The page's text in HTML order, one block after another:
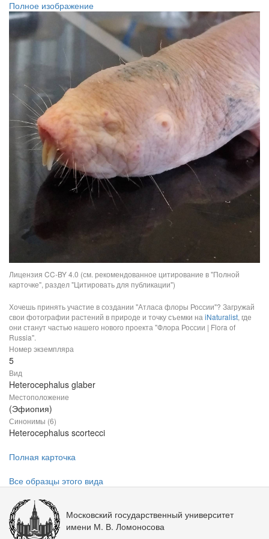
Полное изображение
Лицензия CC-BY 4.0 (см. рекомендованное цитирование в "Полной
карточке", раздел "Цитировать для публикации")
Хочешь принять участие в создании "Атласа флоры России"? Загружай
свои фотографии растений в природе и точку съемки на iNaturalist, где
они станут частью нашего нового проекта "Флора России | Flora of
Russia".
Номер экземпляра
5
Вид
Heterocephalus glaber
Местоположение
(Эфиопия)
Синонимы (6)
Heterocephalus scortecci
Полная карточка
Все образцы этого вида
Московский государственный университет
имени М. В. Ломоносова